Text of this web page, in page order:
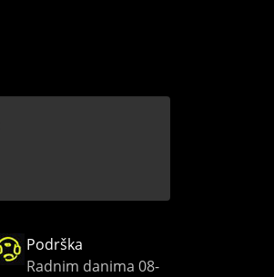
Podrška
Radnim danima 08-